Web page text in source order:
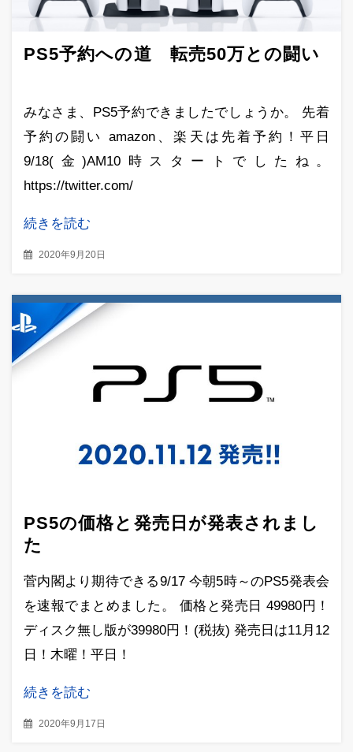
PS5予約への道 転売50万との闘い
みなさま、PS5予約できましたでしょうか。 先着
予約の闘い amazon、楽天は先着予約！平日
9/18(金)AM10時スタートでしたね。
https://twitter.com/
続きを読む
2020年9月20日
PS5の価格と発売日が発表されまし
た
菅内閣より期待できる9/17 今朝5時～のPS5発表会
を速報でまとめました。 価格と発売日 49980円！
ディスク無し版が39980円！(税抜) 発売日は11月12
日！木曜！平日！
続きを読む
2020年9月17日